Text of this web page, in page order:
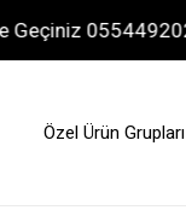
05544920261 •
Özel Ürün Grupları